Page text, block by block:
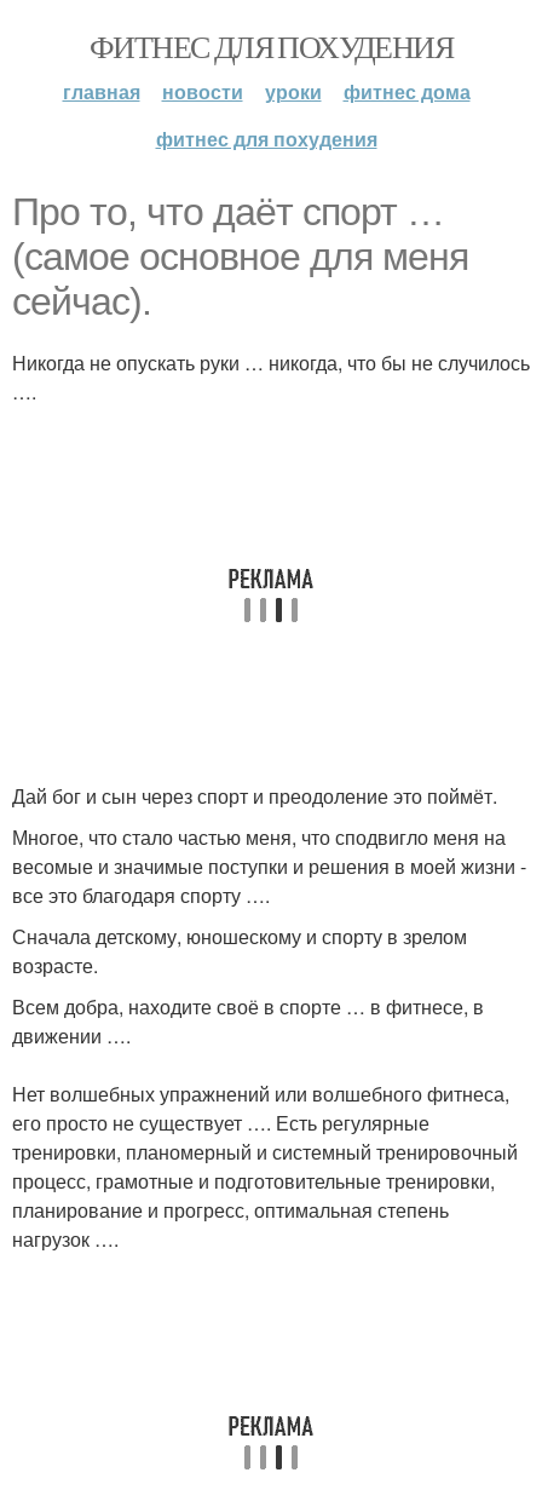
ФИТНЕС ДЛЯ ПОХУДЕНИЯ
главная новости уроки
фитнес дома
фитнес для похудения
Про то, что даёт спорт …
(самое основное для меня
сейчас).
Никогда не опускать руки … никогда, что бы не случилось
….
Дай бог и сын через спорт и преодоление это поймёт.
Многое, что стало частью меня, что сподвигло меня на
весомые и значимые поступки и решения в моей жизни -
все это благодаря спорту ….
Сначала детскому, юношескому и спорту в зрелом
возрасте.
Всем добра, находите своё в спорте … в фитнесе, в
движении ….
Нет волшебных упражнений или волшебного фитнеса,
его просто не существует …. Есть регулярные
тренировки, планомерный и системный тренировочный
процесс, грамотные и подготовительные тренировки,
планирование и прогресс, оптимальная степень
нагрузок ….